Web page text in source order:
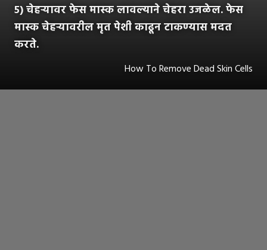
५) चेहऱ्यावर फेस मास्क लावल्याने चेहरा उजळेल. फेस
मास्क चेहऱ्यावरील मृत पेशी काढून टाकण्यास मदत
करते.
How To Remove Dead Skin Cells